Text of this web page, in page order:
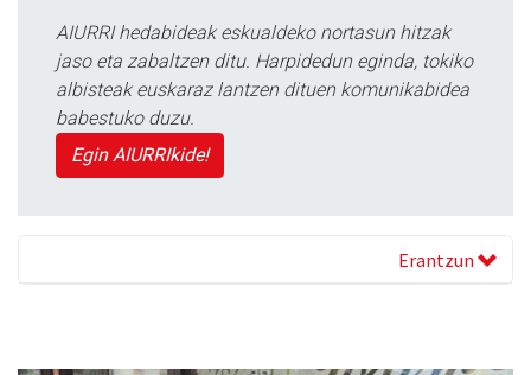
AIURRI hedabideak eskualdeko nortasun hitzak
jaso eta zabaltzen ditu. Harpidedun eginda, tokiko
albisteak euskaraz lantzen dituen komunikabidea
babestuko duzu.
Egin AIURRIkide!
Erantzun